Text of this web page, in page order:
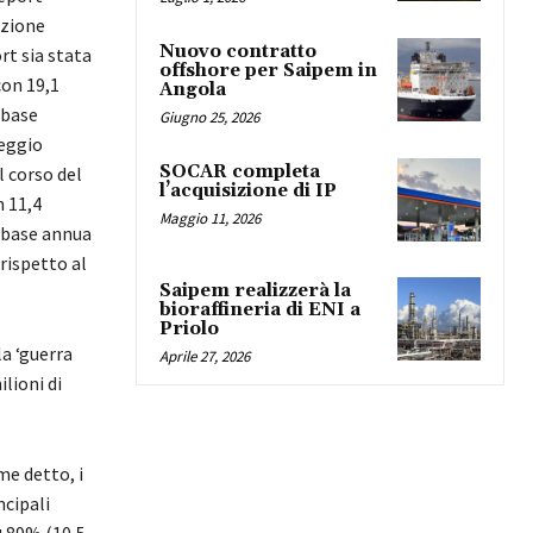
sia stata
19,1
corso del
11,4
annua
al
‘guerra
di
detto, i
Nuovo contratto
offshore per Saipem in
Angola
Giugno 25, 2026
SOCAR completa
l’acquisizione di IP
Maggio 11, 2026
Saipem realizzerà la
bioraffineria di ENI a
Priolo
Aprile 27, 2026